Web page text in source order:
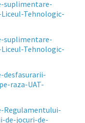
suplimentare-
Tehnologic-
suplimentare-
Tehnologic-
desfasurarii-
raza-UAT-
Regulamentului-
de-jocuri-de-